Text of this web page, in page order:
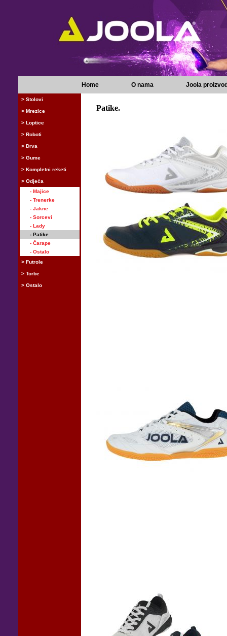
Home O nama Joola
> Stolovi
> Mrezice
> Loptice
> Roboti
> Drva
> Gume
> Kompletni reketi
> Odjeća
- Majice
- Trenerke
- Jakne
- Sorcevi
- Lady
- Patike
- Čarape
- Ostalo
> Futrole
> Torbe
> Ostalo
Patike.